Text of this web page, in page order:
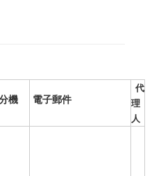
機 電子郵件
代
理
人